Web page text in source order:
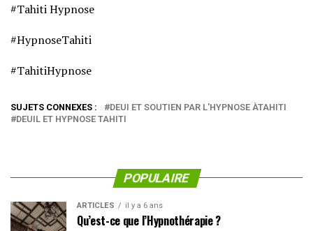
#Tahiti Hypnose
#HypnoseTahiti
#TahitiHypnose
SUJETS CONNEXES :
DEUI ET SOUTIEN PAR L'HYPNOSE ÀTAHITI
DEUIL ET HYPNOSE TAHITI
POPULAIRE
ARTICLES il y a 6 ans
Qu’est-ce que l’Hypnothérapie ?